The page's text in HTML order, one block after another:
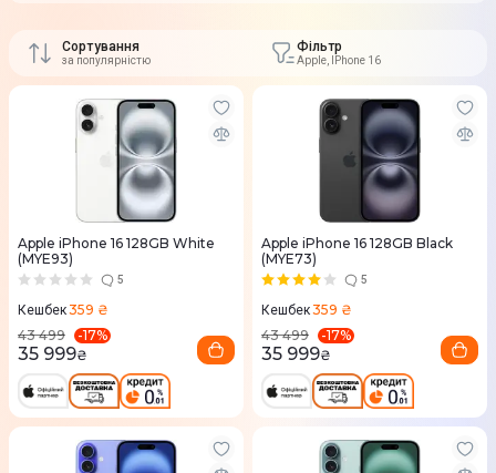
Сортування
за популярністю
Фільтр
Apple, IPhone 16
Apple iPhone 16 128GB White
(MYE93)
5
Кешбек359 ₴
43 499
-17%
35 999₴
Apple iPhone 16 128GB Black
(MYE73)
5
Кешбек359 ₴
43 499
-17%
35 999₴